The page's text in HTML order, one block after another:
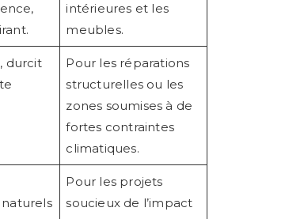
intérieures et les
meubles.
durcit
Pour les réparations
structurelles ou les
zones soumises à de
fortes contraintes
climatiques.
naturels
Pour les projets
soucieux de l’impact